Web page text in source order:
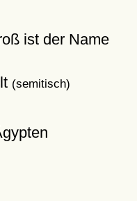
ist der Name
(semitisch)